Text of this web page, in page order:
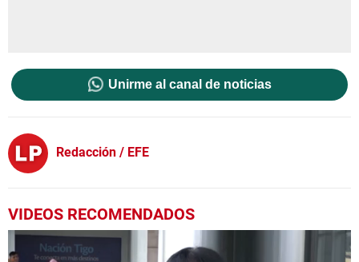
Unirme al canal de noticias
Redacción / EFE
VIDEOS RECOMENDADOS